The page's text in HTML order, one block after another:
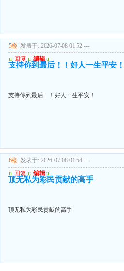
5楼 发表于: 2026-07-08 01:52 ---
u 回复 u 编辑 u
支持你到最后！！好人一生平安！
支持你到最后！！好人一生平安！
6楼 发表于: 2026-07-08 01:54 ---
u 回复 u 编辑 u
顶无私为彩民贡献的高手
顶无私为彩民贡献的高手